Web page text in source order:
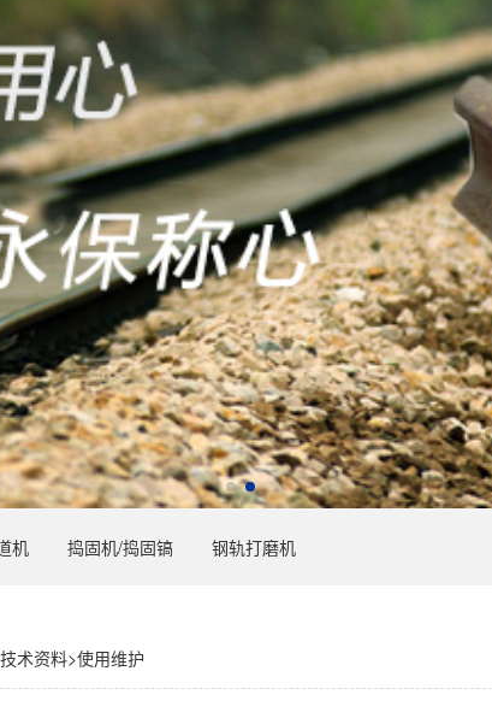
机 捣固机/捣固镐 钢轨打磨机
技术资料>使用维护